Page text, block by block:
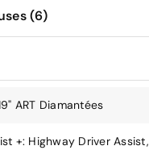
(6)
ART Diamantées
+: Highway Driver Assist,